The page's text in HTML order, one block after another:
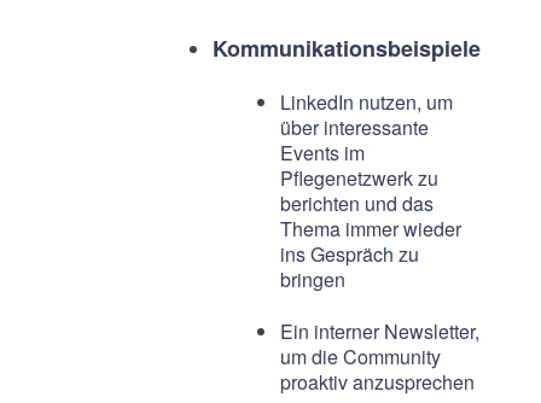
Kommunikationsbeispiele
LinkedIn nutzen, um
über interessante
Events im
Pflegenetzwerk zu
berichten und das
Thema immer wieder
ins Gespräch zu
bringen
Ein interner Newsletter,
um die Community
proaktiv anzusprechen